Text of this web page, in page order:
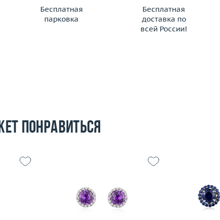
Бесплатная
парковка
Бесплатная
доставка по
всей России!
понравиться
Материал
золото 585 пробы
Материал